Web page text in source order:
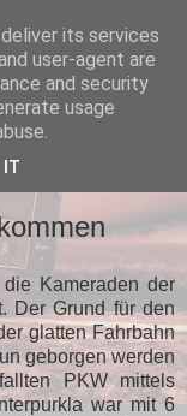
Kameraden der
Der Grund für den
glatten Fahrbahn
geborgen werden
PKW mittels
war mit 6
its services
user-agent are
and security
usage
IT